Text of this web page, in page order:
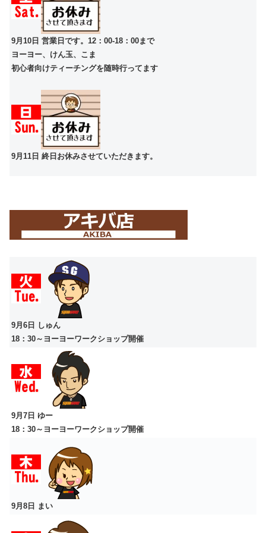
9月10日 営業日です。12：00-18：00まで
ヨーヨー、けん玉、こま
初心者向けティーチングを随時行ってます
9月11日 終日お休みさせていただきます。
9月6日 しゅん
18：30～ヨーヨーワークショップ開催
9月7日 ゆー
18：30～ヨーヨーワークショップ開催
9月8日 まい